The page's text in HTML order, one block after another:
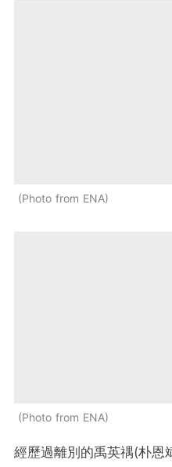
Photo from ENA
Photo from ENA
經歷過離別的禹英禑(朴恩